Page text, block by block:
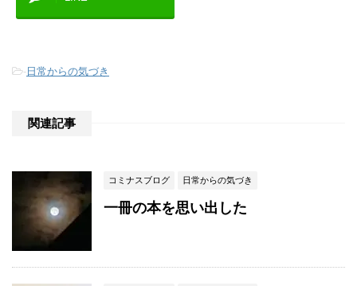
-日常からの気づき
関連記事
コミナスブログ 日常からの気づき
一冊の本を思い出した